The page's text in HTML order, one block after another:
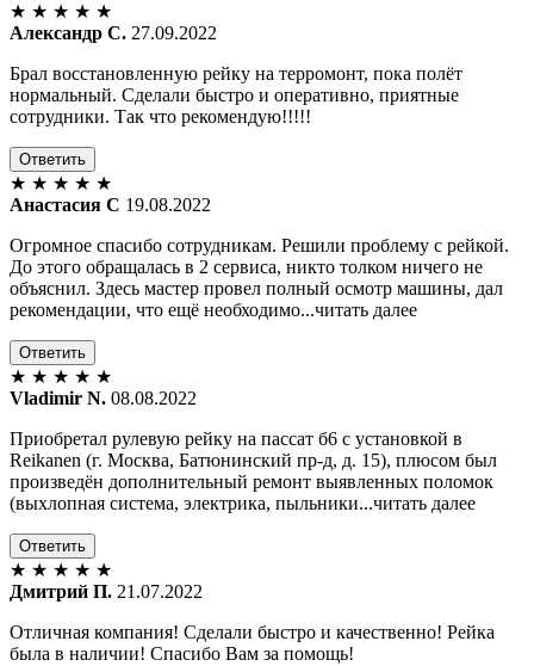
★ ★ ★ ★ ★
Александр С. 27.09.2022
Брал восстановленную рейку на терромонт, пока полёт
нормальный. Сделали быстро и оперативно, приятные
сотрудники. Так что рекомендую!!!!!
Ответить
★ ★ ★ ★ ★
Анастасия С 19.08.2022
Огромное спасибо сотрудникам. Решили проблему с рейкой.
До этого обращалась в 2 сервиса, никто толком ничего не
объяснил. Здесь мастер провел полный осмотр машины, дал
рекомендации, что ещё необходимо...читать далее
Ответить
★ ★ ★ ★ ★
Vladimir N. 08.08.2022
Приобретал рулевую рейку на пассат б6 с установкой в
Reikanen (г. Москва, Батюнинский пр-д, д. 15), плюсом был
произведён дополнительный ремонт выявленных поломок
(выхлопная система, электрика, пыльники...читать далее
Ответить
★ ★ ★ ★ ★
Дмитрий П. 21.07.2022
Отличная компания! Сделали быстро и качественно! Рейка
была в наличии! Спасибо Вам за помощь!